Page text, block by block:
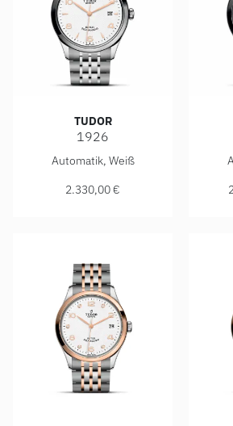
TUDOR
1926
TUDOR 1926, Ref: M91550-0011,
Automatik, Weiß
2.330,00 €